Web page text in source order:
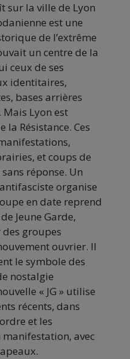
sur la ville de Lyon
est une
de l’extrême
un centre de la
ceux de ses
identitaires,
bases arrières
Mais Lyon est
Résistance. Ces
et coups de
réponse. Un
organise
en date reprend
Jeune Garde,
groupes
ouvrier. Il
le symbole des
nostalgie
« JG » utilise
récents, dans
et les
avec